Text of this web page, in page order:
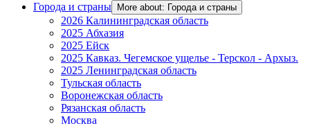
Города и страны
More about: Города и страны
2026 Калининградская область
2025 Абхазия
2025 Ейск
2025 Кавказ. Чегемское ущелье - Терскол - Архыз.
2025 Ленинградская область
Тульская область
Воронежская область
Рязанская область
Москва